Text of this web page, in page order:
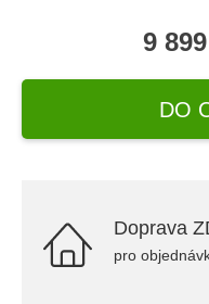
9
DO
Doprava
pro